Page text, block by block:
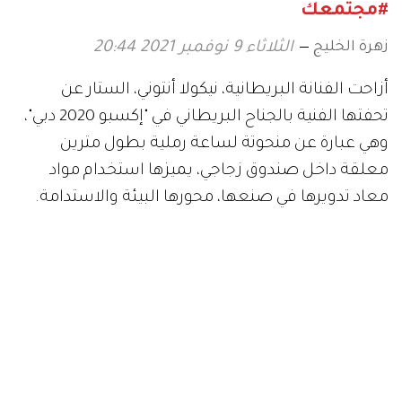
#مجتمعك
زهرة الخليج الثلاثاء 9 نوفمبر 2021 20:44
أزاحت الفنانة البريطانية، نيكولا أنتوني، الستار عن
تحفتها الفنية بالجناح البريطاني في "إكسبو 2020 دبي"،
وهي عبارة عن منحوتة لساعة رملية بطول مترين
معلقة داخل صندوق زجاجي، يميزها استخدام مواد
معاد تدويرها في صنعها، محورها البيئة والاستدامة.